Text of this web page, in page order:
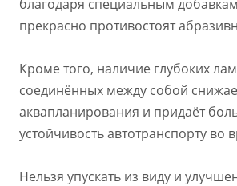
благодаря специальным
прекрасно противостоят
Кроме того, наличие глубоких
соединённых между собой
аквапланирования и придаёт
устойчивость автотранспорту во
Нельзя упускать из виду и